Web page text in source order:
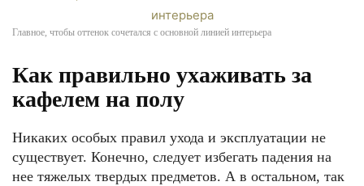
Главное, чтобы оттенок сочетался с основной линией интерьера
Как правильно ухаживать за
кафелем на полу
Никаких особых правил ухода и эксплуатации не
существует. Конечно, следует избегать падения на
нее тяжелых твердых предметов. А в остальном, так